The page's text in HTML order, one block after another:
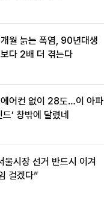
월 늙는 폭염, 90년대생
다 2배 더 겪는다
어컨 없이 28도…이 아파
드’ 창밖에 달렸네
울시장 선거 반드시 이겨
걸겠다”